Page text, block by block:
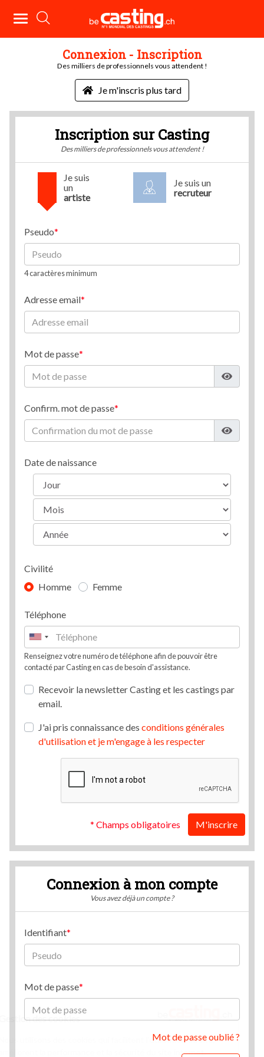
Connexion - Inscription
Des milliers de professionnels vous attendent !
Je m'inscris plus tard
Inscription sur Casting
Des milliers de professionnels vous attendent !
Je suis
un
artiste
Je suis un
recruteur
Pseudo
4 caractères minimum
Adresse email
Mot de passe
Confirm. mot de passe
Date de naissance
Civilité
Homme
Femme
Téléphone
Renseignez votre numéro de téléphone afin de pouvoir être
contacté par Casting en cas de besoin d'assistance.
Recevoir la newsletter Casting et les castings par
email.
J'ai pris connaissance des conditions générales
d'utilisation et je m'engage à les respecter
* Champs obligatoires M'inscrire
Connexion à mon compte
Vous avez déjà un compte ?
Identifiant
Mot de passe
Mot de passe oublié ?
Gestion des cookies
Nous utilisons des cookies qui facilitent l'utilisation du site,
améliorent la performance et la sécurité du site internet.